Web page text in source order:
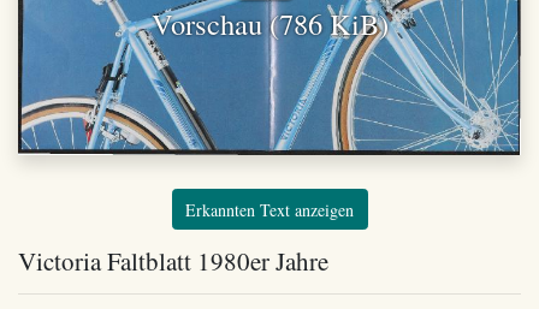
Vorschau (786 KiB)
Erkannten Text anzeigen
Victoria Faltblatt 1980er Jahre